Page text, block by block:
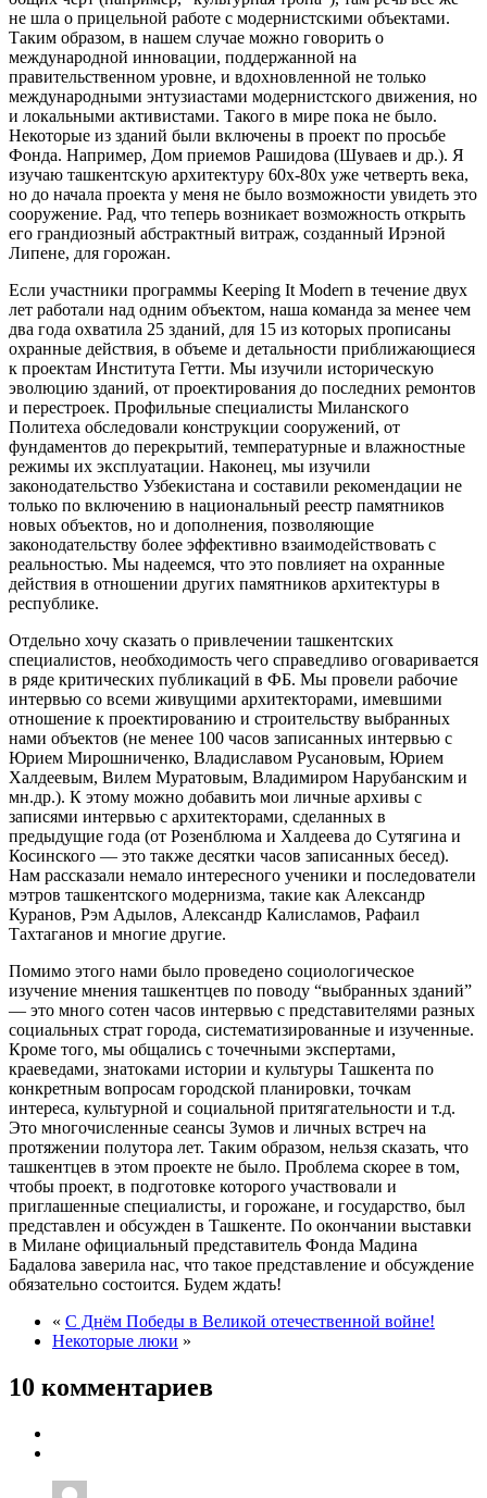
не шла о прицельной работе с модернистскими объектами.
Таким образом, в нашем случае можно говорить о
международной инновации, поддержанной на
правительственном уровне, и вдохновленной не только
международными энтузиастами модернистского движения, но
и локальными активистами. Такого в мире пока не было.
Некоторые из зданий были включены в проект по просьбе
Фонда. Например, Дом приемов Рашидова (Шуваев и др.). Я
изучаю ташкентскую архитектуру 60х-80х уже четверть века,
но до начала проекта у меня не было возможности увидеть это
сооружение. Рад, что теперь возникает возможность открыть
его грандиозный абстрактный витраж, созданный Ирэной
Липене, для горожан.
Если участники программы Keeping It Modern в течение двух
лет работали над одним объектом, наша команда за менее чем
два года охватила 25 зданий, для 15 из которых прописаны
охранные действия, в объеме и детальности приближающиеся
к проектам Института Гетти. Мы изучили историческую
эволюцию зданий, от проектирования до последних ремонтов
и перестроек. Профильные специалисты Миланского
Политеха обследовали конструкции сооружений, от
фундаментов до перекрытий, температурные и влажностные
режимы их эксплуатации. Наконец, мы изучили
законодательство Узбекистана и составили рекомендации не
только по включению в национальный реестр памятников
новых объектов, но и дополнения, позволяющие
законодательству более эффективно взаимодействовать с
реальностью. Мы надеемся, что это повлияет на охранные
действия в отношении других памятников архитектуры в
республике.
Отдельно хочу сказать о привлечении ташкентских
специалистов, необходимость чего справедливо оговаривается
в ряде критических публикаций в ФБ. Мы провели рабочие
интервью со всеми живущими архитекторами, имевшими
отношение к проектированию и строительству выбранных
нами объектов (не менее 100 часов записанных интервью с
Юрием Мирошниченко, Владиславом Русановым, Юрием
Халдеевым, Вилем Муратовым, Владимиром Нарубанским и
мн.др.). К этому можно добавить мои личные архивы с
записями интервью с архитекторами, сделанных в
предыдущие года (от Розенблюма и Халдеева до Сутягина и
Косинского — это также десятки часов записанных бесед).
Нам рассказали немало интересного ученики и последователи
мэтров ташкентского модернизма, такие как Александр
Куранов, Рэм Адылов, Александр Калисламов, Рафаил
Тахтаганов и многие другие.
Помимо этого нами было проведено социологическое
изучение мнения ташкентцев по поводу “выбранных зданий”
— это много сотен часов интервью с представителями разных
социальных страт города, систематизированные и изученные.
Кроме того, мы общались с точечными экспертами,
краеведами, знатоками истории и культуры Ташкента по
конкретным вопросам городской планировки, точкам
интереса, культурной и социальной притягательности и т.д.
Это многочисленные сеансы Зумов и личных встреч на
протяжении полутора лет. Таким образом, нельзя сказать, что
ташкентцев в этом проекте не было. Проблема скорее в том,
чтобы проект, в подготовке которого участвовали и
приглашенные специалисты, и горожане, и государство, был
представлен и обсужден в Ташкенте. По окончании выставки
в Милане официальный представитель Фонда Мадина
Бадалова заверила нас, что такое представление и обсуждение
обязательно состоится. Будем ждать!
« С Днём Победы в Великой отечественной войне!
Некоторые люки »
10 комментариев